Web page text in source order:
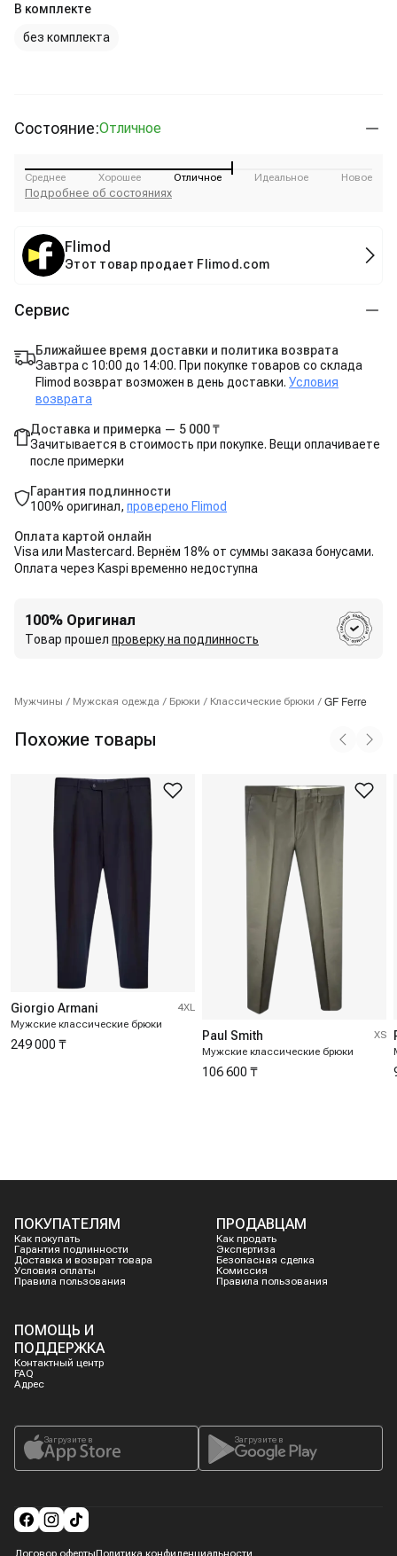
В комплекте
без комплекта
Состояние:Отличное
Среднее Хорошее Отличное Идеальное Новое
Подробнее об состояниях
Flimod
Этот товар продает Flimod.com
Сервис
Ближайшее время доставки и политика возврата
Завтра с 10:00 до 14:00. При покупке товаров со склада
Flimod возврат возможен в день доставки. Условия
возврата
Доставка и примерка — 5 000 ₸
Зачитывается в стоимость при покупке. Вещи оплачиваете
после примерки
Гарантия подлинности
100% оригинал, проверено Flimod
Оплата картой онлайн
Visa или Mastercard. Вернём 18% от суммы заказа бонусами.
Оплата через Kaspi временно недоступна
100% Оригинал
Товар прошел проверку на подлинность
Мужчины / Мужская одежда / Брюки / Классические брюки / GF Ferre
Похожие товары
Giorgio Armani
Мужские классические брюки
4XL
249 000 ₸
Paul Smith
Мужские классические брюки
XS
106 600 ₸
ПОКУПАТЕЛЯМ
Как покупать
Гарантия подлинности
Доставка и возврат товара
Условия оплаты
Правила пользования
ПРОДАВЦАМ
Как продать
Экспертиза
Безопасная сделка
Комиссия
Правила пользования
ПОМОЩЬ И
ПОДДЕРЖКА
Контактный центр
FAQ
Адрес
Загрузите в Загрузите в
Договор офертыПолитика конфиденциальности